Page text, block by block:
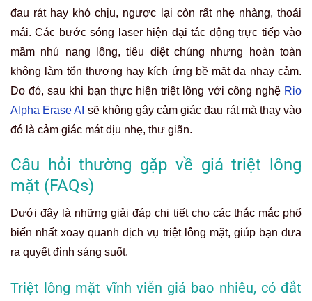
đau rát hay khó chịu, ngược lại còn rất nhẹ nhàng, thoải
mái. Các bước sóng laser hiện đại tác động trực tiếp vào
mầm nhú nang lông, tiêu diệt chúng nhưng hoàn toàn
không làm tổn thương hay kích ứng bề mặt da nhạy cảm.
Do đó, sau khi bạn thực hiện triệt lông với công nghệ Rio
Alpha Erase AI sẽ không gây cảm giác đau rát mà thay vào
đó là cảm giác mát dịu nhẹ, thư giãn.
Câu hỏi thường gặp về giá triệt lông
mặt (FAQs)
Dưới đây là những giải đáp chi tiết cho các thắc mắc phổ
biến nhất xoay quanh dịch vụ triệt lông mặt, giúp bạn đưa
ra quyết định sáng suốt.
Triệt lông mặt vĩnh viễn giá bao nhiêu, có đắt